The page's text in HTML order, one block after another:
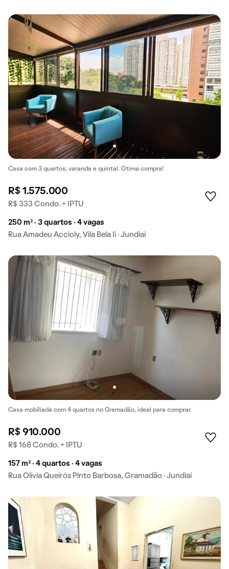
Casa com 3 quartos, varanda e quintal. Ótima compra!
R$ 1.575.000
R$ 333 Condo. + IPTU
250 m² · 3 quartos · 4 vagas
Rua Amadeu Accioly, Vila Bela Ii · Jundiaí
Casa mobiliada com 4 quartos no Gramadão, ideal para comprar.
R$ 910.000
R$ 168 Condo. + IPTU
157 m² · 4 quartos · 4 vagas
Rua Olívia Queirós Pinto Barbosa, Gramadão · Jundiaí